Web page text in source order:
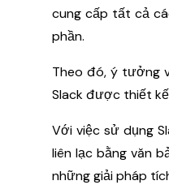
cung cấp tất cả
phần.
Theo đó, ý tưởng
Slack được thiết
Với việc sử dụng
liên lạc bằng văn
những giải pháp